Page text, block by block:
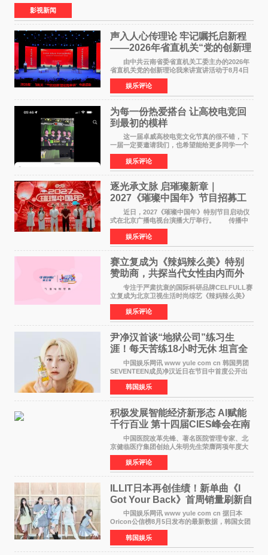
食大片，影片讲述的是中国厨师徐福（沈腾
影视新闻
声入人心传理论 牢记嘱托启新程
——2026年省直机关“党的创新理
论我来讲”宣讲活动圆满落幕
由中共云南省委省直机关工委主办的2026年
省直机关党的创新理论我来讲宣讲活动于8月4日
至5日在昆明举办。活动以 "牢记嘱托 感恩奋进
开创云南发展新局面 "为主题，坚持以新时代中国
特色社会主义
娱乐评论
为每一份热爱搭台 让高校电竞回
到最初的模样
这一届卓威高校电竞文化节真的很不错，下
一届一定要邀请我们，也希望能给更多同学一个
来到现场的机会。 2026卓威高校电竞文化节
已经落下帷幕，在活动结束后，仍有不少高校电
竞社负责人和现
娱乐评论
逐光承文脉 启璀璨新章｜
2027《璀璨中国年》节目招募工
作圆满启动
近日，2027《璀璨中国年》特别节目启动仪
式在北京广播电视台演播大厅举行。 传播中
华优秀传统文化，弘扬纯正国风艺术，打造高规
格、高质感、正能量的文艺盛典，是璀璨中国年
矢志不渝的初心
娱乐评论
赛立复成为《辣妈辣么美》特别
赞助商，共探当代女性由内而外
活力美
专注于严肃抗衰的国际科研品牌CELFULL赛
立复成为北京卫视生活时尚综艺《辣妈辣么美》
的特别赞助商,明星辣妈袁咏仪倾情参与，向广大
都市女性传递健康生活新主张，寄语当代女性在
家庭与自我之间
娱乐评论
尹净汉首谈“地狱公司”练习生
涯！每天苦练18小时无休 坦言全
靠成员撑过来
中国娱乐网讯 www yule com cn 韩国男团
SEVENTEEN成员净汉近日在节目中首度公开出
道前的残酷练习生经历，并提及经纪公司Pledis
娱乐，引发广泛关注。 在8月2日播出的日本
TBS综艺节目《周
韩国娱乐
积极发展智能经济新形态 Al赋能
千行百业 第十四届CIES峰会在南
京盛大召开
中国医院改革先锋、著名医院管理专家、北
京健临医疗集团创始人朱明先生荣膺两项年度大
奖 2026年7月31日，盛夏金陵，长江之畔，
以重落地·真务实·强链接为主题的2026&lsquo;人
工智能+&rsquo
娱乐评论
ILLIT日本再创佳绩！新单曲《I
Got Your Back》首周销量刷新自
身纪录
中国娱乐网讯 www yule com cn 据日本
Oricon公信榜8月5日发布的最新数据，韩国女团
ILLIT在日本发行的第二张单曲《I Got Your
Back》首周销量达到71,009张，成功跻身最新一
期周单曲排行
韩国娱乐